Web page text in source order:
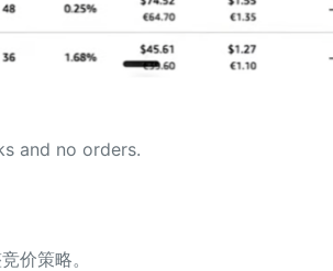
and no orders.
价策略。